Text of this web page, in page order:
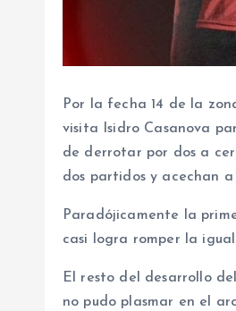
Por la fecha 14 de la
visita Isidro Casanova
de derrotar por dos a
dos partidos y acechan a
Paradójicamente la
casi logra romper la
El resto del desarrollo
no pudo plasmar en el